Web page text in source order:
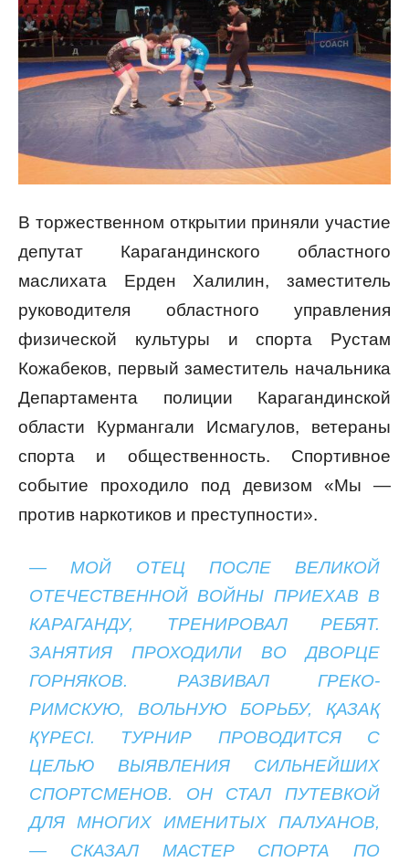
В торжественном открытии приняли участие
депутат Карагандинского областного
маслихата Ерден Халилин, заместитель
руководителя областного управления
физической культуры и спорта Рустам
Кожабеков, первый заместитель начальника
Департамента полиции Карагандинской
области Курмангали Исмагулов, ветераны
спорта и общественность. Спортивное
событие проходило под девизом «Мы —
против наркотиков и преступности».
— МОЙ ОТЕЦ ПОСЛЕ ВЕЛИКОЙ
ОТЕЧЕСТВЕННОЙ ВОЙНЫ ПРИЕХАВ В
КАРАГАНДУ, ТРЕНИРОВАЛ РЕБЯТ.
ЗАНЯТИЯ ПРОХОДИЛИ ВО ДВОРЦЕ
ГОРНЯКОВ. РАЗВИВАЛ ГРЕКО-
РИМСКУЮ, ВОЛЬНУЮ БОРЬБУ, ҚАЗАҚ
ҚҮРЕСІ. ТУРНИР ПРОВОДИТСЯ С
ЦЕЛЬЮ ВЫЯВЛЕНИЯ СИЛЬНЕЙШИХ
СПОРТСМЕНОВ. ОН СТАЛ ПУТЕВКОЙ
ДЛЯ МНОГИХ ИМЕНИТЫХ ПАЛУАНОВ,
— СКАЗАЛ МАСТЕР СПОРТА ПО